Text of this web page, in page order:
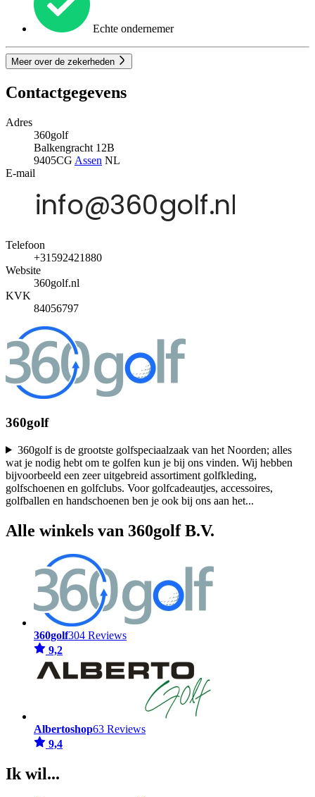
Echte ondernemer
Meer over de zekerheden
Contactgegevens
Adres
360golf
Balkengracht 12B
9405CG Assen NL
E-mail
Telefoon
+31592421880
Website
360golf.nl
KVK
84056797
360golf
360golf is de grootste golfspeciaalzaak van het Noorden; alles
wat je nodig hebt om te golfen kun je bij ons vinden. Wij hebben
bijvoorbeeld een zeer uitgebreid assortiment golfkleding,
golfschoenen en golfclubs. Voor golfcadeautjes, accessoires,
golfballen en handschoenen ben je ook bij ons aan het...
Alle winkels van 360golf B.V.
360golf304 Reviews
9,2
Albertoshop63 Reviews
9,4
Ik wil...